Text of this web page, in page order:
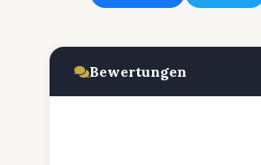
Bewertungen